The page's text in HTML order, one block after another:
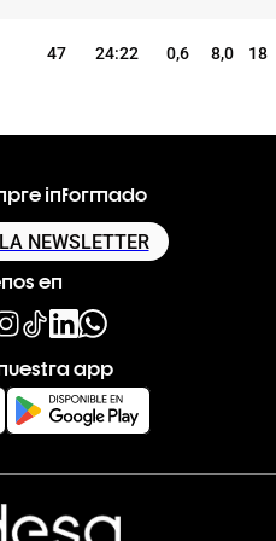
47 24:22 0,6 8,0 18
informado
NEWSLETTER
en
app